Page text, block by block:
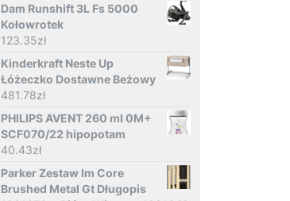
Dam Runshift 3L Fs 5000
Kołowrotek
123.35zł
Kinderkraft Neste Up
Łóżeczko Dostawne Beżowy
481.78zł
PHILIPS AVENT 260 ml 0M+
SCF070/22 hipopotam
40.43zł
Parker Zestaw Im Core
Brushed Metal Gt Długopis